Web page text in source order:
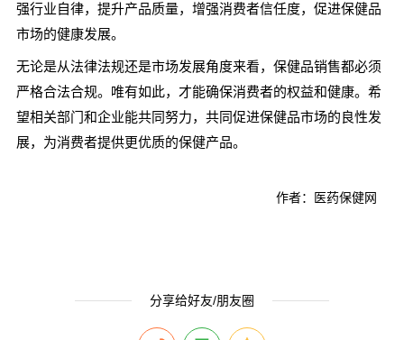
强行业自律，提升产品质量，增强消费者信任度，促进保健品
市场的健康发展。
无论是从法律法规还是市场发展角度来看，保健品销售都必须
严格合法合规。唯有如此，才能确保消费者的权益和健康。希
望相关部门和企业能共同努力，共同促进保健品市场的良性发
展，为消费者提供更优质的保健产品。
作者：医药保健网
分享给好友/朋友圈